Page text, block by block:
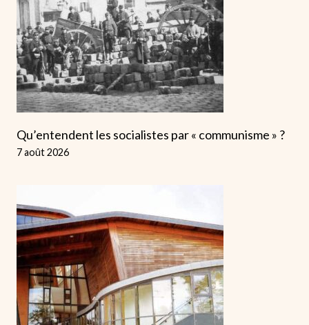
Qu’entendent les socialistes par « communisme » ?
7 août 2026